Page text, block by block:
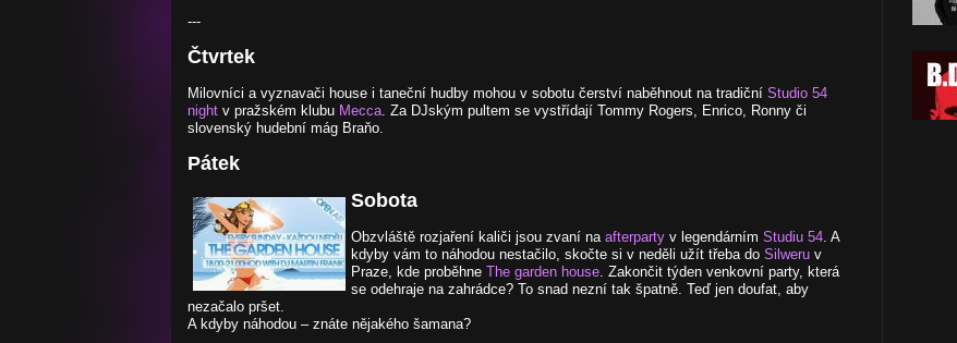
---
Čtvrtek
Milovníci a vyznavači house i taneční hudby mohou v sobotu čerství naběhnout na tradiční Studio 54
night v pražském klubu Mecca. Za DJským pultem se vystřídají Tommy Rogers, Enrico, Ronny či
slovenský hudební mág Braňo.
Pátek
Sobota
Obzvláště rozjaření kaliči jsou zvaní na afterparty v legendárním Studiu 54. A
kdyby vám to náhodou nestačilo, skočte si v neděli užít třeba do Silweru v
Praze, kde proběhne The garden house. Zakončit týden venkovní party, která
se odehraje na zahrádce? To snad nezní tak špatně. Teď jen doufat, aby
nezačalo pršet.
A kdyby náhodou – znáte nějakého šamana?